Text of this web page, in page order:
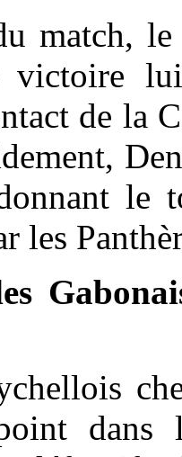
match,
victoire
de la
le
les
dans